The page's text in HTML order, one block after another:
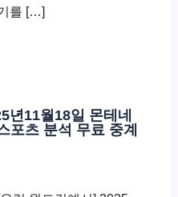
를 […]
년11월18일 몬테네
포츠 분석 무료 중계